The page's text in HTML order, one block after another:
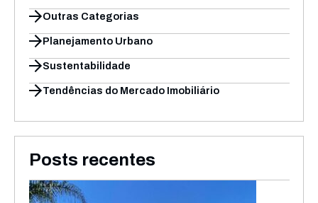
Outras Categorias
Planejamento Urbano
Sustentabilidade
Tendências do Mercado Imobiliário
Posts recentes